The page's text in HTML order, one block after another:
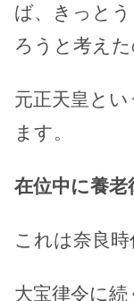
ば、きっと
ろうと考え
元正天皇と
ます。
在位中に養老
これは奈良時
大宝律令に